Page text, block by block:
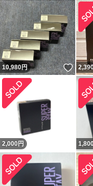
10,980円 いい
2,000 円